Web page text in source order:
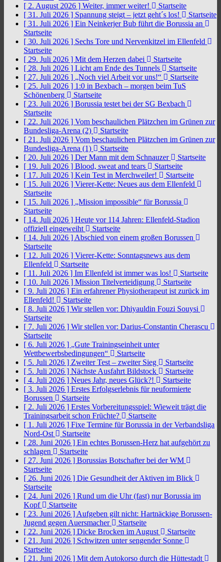
[ 2. August 2026 ] Weiter, immer weiter!
Startseite
[ 31. Juli 2026 ] Spannung steigt – jetzt geht´s los!
Startseite
[ 31. Juli 2026 ] Ein Neinkerjer Bub führt die Borussia an
Startseite
[ 30. Juli 2026 ] Sechs Tore und Nervenkitzel im Ellenfeld
Startseite
[ 29. Juli 2026 ] Mit dem Herzen dabei
Startseite
[ 28. Juli 2026 ] Licht am Ende des Tunnels
Startseite
[ 27. Juli 2026 ] „Noch viel Arbeit vor uns!“
Startseite
[ 25. Juli 2026 ] 1:0 in Bexbach – morgen beim TuS
Schönenberg
Startseite
[ 23. Juli 2026 ] Borussia testet bei der SG Bexbach
Startseite
[ 22. Juli 2026 ] Vom beschaulichen Plätzchen im Grünen zur
Bundesliga-Arena (2)
Startseite
[ 21. Juli 2026 ] Vom beschaulichen Plätzchen im Grünen zur
Bundesliga-Arena (1)
Startseite
[ 20. Juli 2026 ] Der Mann mit dem Schnauzer
Startseite
[ 19. Juli 2026 ] Blood, sweat and tears
Startseite
[ 17. Juli 2026 ] Kein Test in Merchweiler!
Startseite
[ 15. Juli 2026 ] Vierer-Kette: Neues aus dem Ellenfeld
Startseite
[ 15. Juli 2026 ] „Mission impossible“ für Borussia
Startseite
[ 14. Juli 2026 ] Heute vor 114 Jahren: Ellenfeld-Stadion
offiziell eingeweiht
Startseite
[ 14. Juli 2026 ] Abschied von einem großen Borussen
Startseite
[ 12. Juli 2026 ] Vierer-Kette: Sonntagsnews aus dem
Ellenfeld
Startseite
[ 11. Juli 2026 ] Im Ellenfeld ist immer was los!
Startseite
[ 10. Juli 2026 ] Mission Titelverteidigung
Startseite
[ 9. Juli 2026 ] Ein erfahrener Physiotherapeut ist zurück im
Ellenfeld!
Startseite
[ 8. Juli 2026 ] Wir stellen vor: Dhiyauldin Fouzi Souysi
Startseite
[ 7. Juli 2026 ] Wir stellen vor: Darius-Constantin Cherascu
Startseite
[ 6. Juli 2026 ] „Gute Trainingseinheit unter
Wettbewerbsbedingungen“
Startseite
[ 5. Juli 2026 ] Zweiter Test – zweiter Sieg
Startseite
[ 5. Juli 2026 ] Nächste Ausfahrt Bildstock
Startseite
[ 4. Juli 2026 ] Neues Jahr, neues Glück?!
Startseite
[ 3. Juli 2026 ] Erstes Erfolgserlebnis für neuformierte
Borussen
Startseite
[ 2. Juli 2026 ] Erstes Vorbereitungsspiel: Wieweit trägt die
Trainingsarbeit schon Früchte?
Startseite
[ 1. Juli 2026 ] Fixe Termine für Borussia in der Verbandsliga
Nord-Ost
Startseite
[ 28. Juni 2026 ] Ein echtes Borussen-Herz hat aufgehört zu
schlagen
Startseite
[ 27. Juni 2026 ] Borussias Botschafter bei der WM
Startseite
[ 26. Juni 2026 ] Die Gesundheit der Aktiven im Blick
Startseite
[ 24. Juni 2026 ] Rund um die Uhr (fast) nur Borussia im
Kopf
Startseite
[ 23. Juni 2026 ] Aufgeben gilt nicht: Hartnäckige Borussen-
Jugend gegen Auersmacher
Startseite
[ 22. Juni 2026 ] Dicke Brocken im August
Startseite
[ 21. Juni 2026 ] Schwitzen unter sengender Sonne
Startseite
[ 21. Juni 2026 ] Mit dem Autokorso durch die Hüttestadt